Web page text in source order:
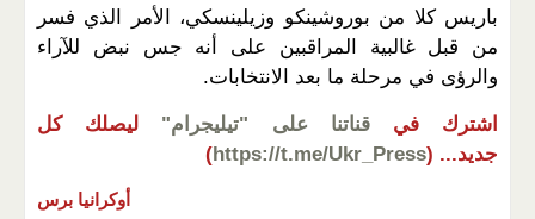
باريس كلا من بوروشينكو وزيلينسكي، الأمر الذي فسر
من قبل غالبية المراقبين على أنه جس نبض للآراء
والرؤى في مرحلة ما بعد الانتخابات.
اشترك في قناتنا على "تيليجرام"
ليصلك كل
جديد... (
https://t.me/Ukr_Press
)
أوكرانيا برس